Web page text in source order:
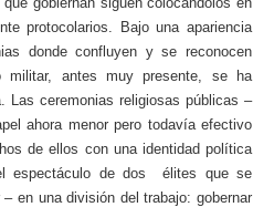
protocolarios. Bajo una apariencia
donde confluyen y se reconocen
antes muy presente, se ha
Las ceremonias religiosas públicas –
ahora menor pero todavía efectivo
de ellos con una identidad política
espectáculo de dos élites que se
en una división del trabajo: gobernar